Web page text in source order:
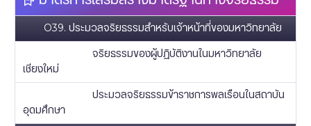
O39. ประมวลจริยธรรมสำหรับเจ้าหน้าที่ของมหาวิทยาลัย
จริยธรรมของผู้ปฏิบัติงานในมหาวิทยาลัย
เชียงใหม่
ประมวลจริยธรรมข้าราชการพลเรือนในสถาบัน
อุดมศึกษา